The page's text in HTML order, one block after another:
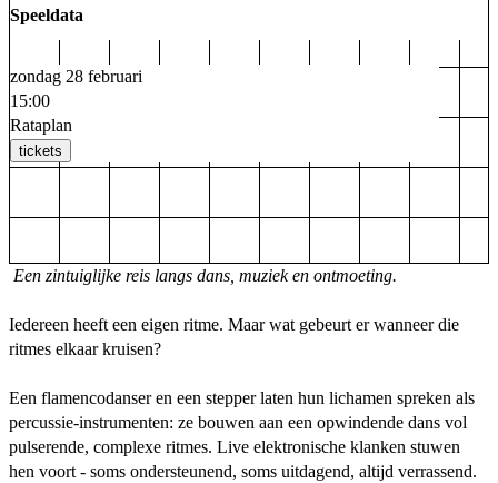
Speeldata
zondag 28 februari
15:00
Rataplan
tickets
Een zintuiglijke reis langs dans, muziek en ontmoeting.
Iedereen heeft een eigen ritme. Maar wat gebeurt er wanneer die
ritmes elkaar kruisen?
Een flamencodanser en een stepper laten hun lichamen spreken als
percussie-instrumenten: ze bouwen aan een opwindende dans vol
pulserende, complexe ritmes. Live elektronische klanken stuwen
hen voort - soms ondersteunend, soms uitdagend, altijd verrassend.